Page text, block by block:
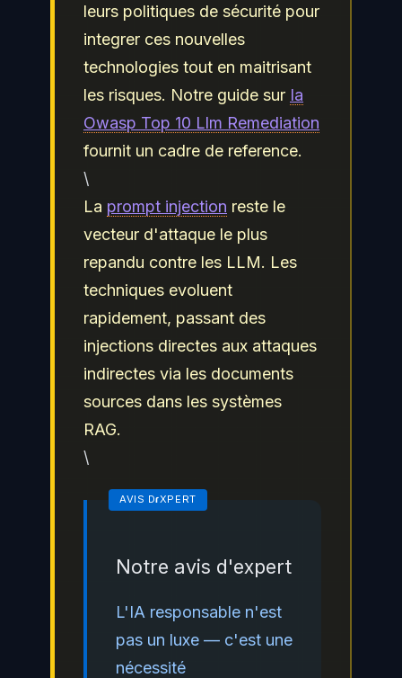
leurs politiques de sécurité pour
integrer ces nouvelles
technologies tout en maitrisant
les risques. Notre guide sur Ia
Owasp Top 10 Llm Remediation
fournit un cadre de reference.
\
La prompt injection reste le
vecteur d'attaque le plus
repandu contre les LLM. Les
techniques evoluent
rapidement, passant des
injections directes aux attaques
indirectes via les documents
sources dans les systèmes
RAG.
\
Notre avis d'expert
L'IA responsable n'est
pas un luxe — c'est une
nécessité